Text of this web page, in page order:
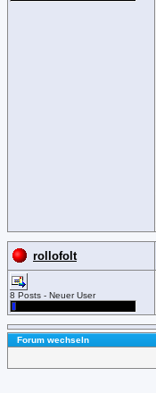
rollofolt
8 Posts - Neuer User
Forum wechseln